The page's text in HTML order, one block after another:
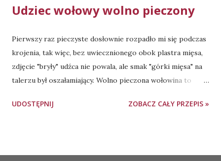
Udziec wołowy wolno pieczony
Pierwszy raz pieczyste dosłownie rozpadło mi się podczas
krojenia, tak więc, bez uwiecznionego obok plastra mięsa,
zdjęcie "bryły" udźca nie powala, ale smak "górki mięsa" na
talerzu był oszałamiający. Wolno pieczona wołowina to
repertuaru obiadowego. Czas marynowania - minimum 12
UDOSTĘPNIJ ZOBACZ CAŁY PRZEPIS »